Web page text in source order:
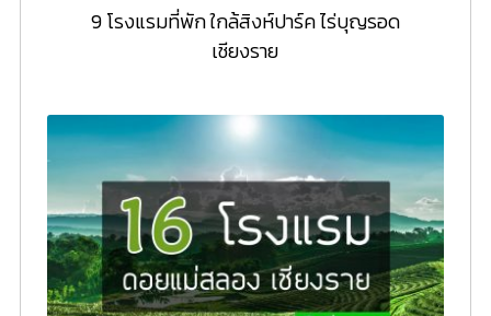
9 โรงแรมที่พัก ใกล้สิงห์ปาร์ค ไร่บุญรอด
เชียงราย